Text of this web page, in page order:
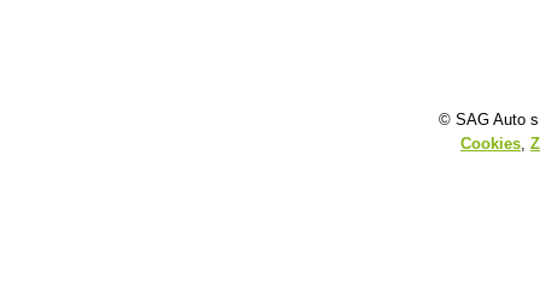
© SAG Auto
Cookies,